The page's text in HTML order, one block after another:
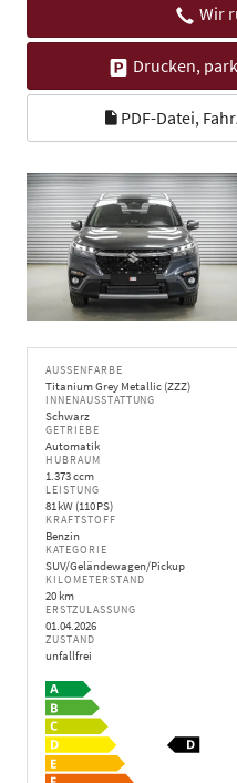
Wir
Drucken,
PDF-Datei,
AUSSENFARBE
Titanium Grey Metallic (ZZZ)
INNENAUSSTATTUNG
Schwarz
GETRIEBE
Automatik
HUBRAUM
1.373 ccm
LEISTUNG
81 kW (110 PS)
KRAFTSTOFF
Benzin
KATEGORIE
SUV/Geländewagen/Pickup
KILOMETERSTAND
20 km
ERSTZULASSUNG
01.04.2026
ZUSTAND
unfallfrei